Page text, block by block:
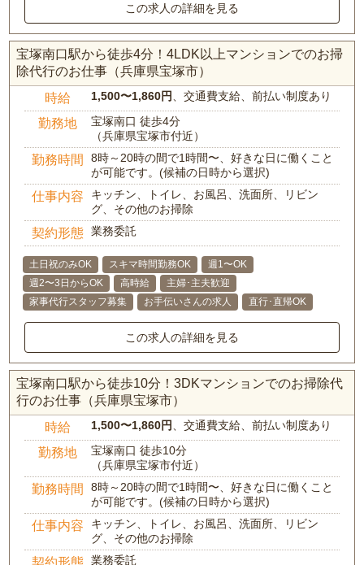
この求人の詳細を見る
宝塚南口駅から徒歩4分！4LDK以上マンションでのお掃
除代行のお仕事（兵庫県宝塚市）
時給 1,500〜1,860円 、交通費支給、前払い制度あり
勤務地
宝塚南口 徒歩4分
（兵庫県宝塚市付近）
勤務時間
8時～20時の間で1時間〜、好きな日に働くこと
が可能です。(候補の日時から選択)
仕事内容
キッチン、トイレ、お風呂、洗面所、リビン
グ、その他のお掃除
契約形態 業務委託
土日祝のみOK スキマ時間勤務OK
週1〜OK
週2〜3日からOK
高時給
主婦･主夫歓迎
家事代行スタッフ募集
お手伝いさんの求人 直行･直帰OK
この求人の詳細を見る
宝塚南口駅から徒歩10分！3DKマンションでのお掃除代
行のお仕事（兵庫県宝塚市）
時給 1,500〜1,860円 、交通費支給、前払い制度あり
勤務地
宝塚南口 徒歩10分
（兵庫県宝塚市付近）
勤務時間
8時～20時の間で1時間〜、好きな日に働くこと
が可能です。(候補の日時から選択)
仕事内容
キッチン、トイレ、お風呂、洗面所、リビン
グ、その他のお掃除
契約形態 業務委託